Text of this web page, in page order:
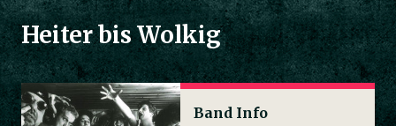
Heiter bis Wolkig
Band Info